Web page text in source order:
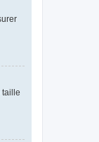
taille